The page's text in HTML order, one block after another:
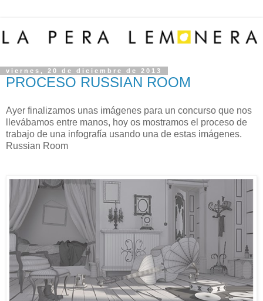
viernes, 20 de diciembre de 2013
PROCESO RUSSIAN ROOM
Ayer finalizamos unas imágenes para un concurso que nos
llevábamos entre manos, hoy os mostramos el proceso de
trabajo de una infografía usando una de estas imágenes.
Russian Room